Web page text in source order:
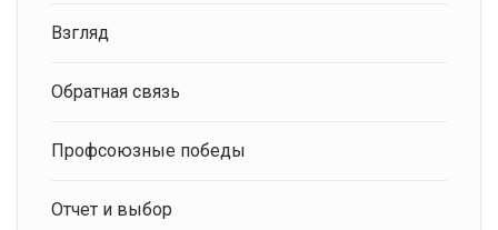
Взгляд
Обратная связь
Профсоюзные победы
Отчет и выбор